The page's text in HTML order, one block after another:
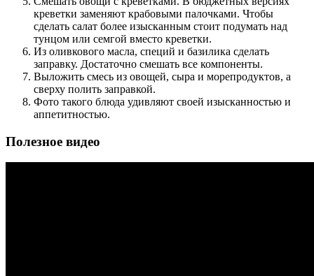
креветки заменяют крабовыми палочками. Чтобы
сделать салат более изысканным стоит подумать над
тунцом или семгой вместо креветки.
Из оливкового масла, специй и базилика сделать
заправку. Достаточно смешать все компоненты.
Выложить смесь из овощей, сыра и морепродуктов, а
сверху полить заправкой.
Фото такого блюда удивляют своей изысканностью и
аппетитностью.
Полезное видео